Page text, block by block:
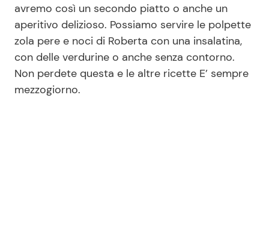
Disclaimer e Privacy
Redazione
Contattaci
Pubblicità
avremo così un secondo piatto o anche un
aperitivo delizioso. Possiamo servire le polpette
zola pere e noci di Roberta con una insalatina,
con delle verdurine o anche senza contorno.
Non perdete questa e le altre ricette E’ sempre
mezzogiorno.